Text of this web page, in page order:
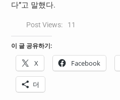
다”고 말했다.
Post Views: 11
이 글 공유하기:
X Facebook
더